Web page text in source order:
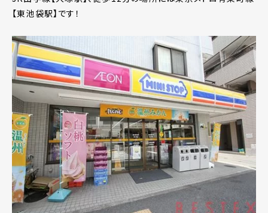
【東池袋駅】です！